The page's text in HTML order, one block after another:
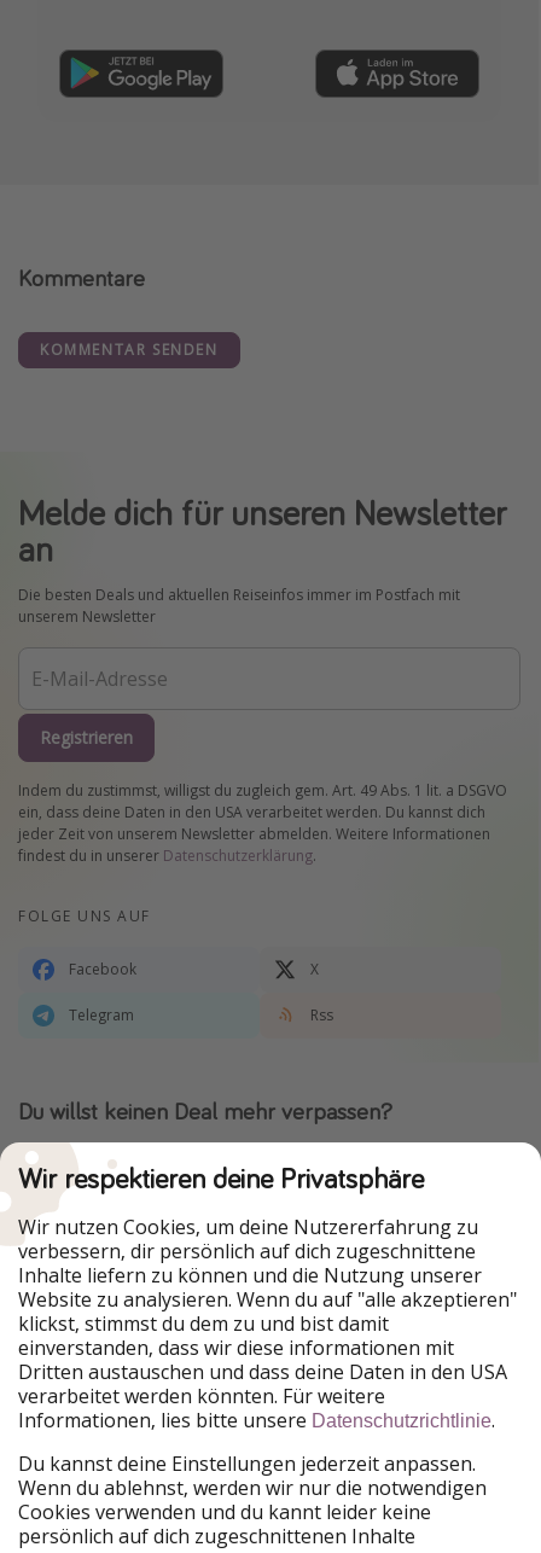
Kommentare
KOMMENTAR SENDEN
Melde dich für unseren Newsletter
an
Die besten Deals und aktuellen Reiseinfos immer im Postfach mit
unserem Newsletter
Registrieren
Indem du zustimmst, willigst du zugleich gem. Art. 49 Abs. 1 lit. a DSGVO
ein, dass deine Daten in den USA verarbeitet werden. Du kannst dich
jeder Zeit von unserem Newsletter abmelden. Weitere Informationen
findest du in unserer Datenschutzerklärung.
FOLGE UNS AUF
Facebook X
Telegram Rss
Du willst keinen Deal mehr verpassen?
Dann lade unsere App herunter.
Urlaubspiraten ist Teil der HolidayPirates Group
Unsere Märkte
PiratinViaggio
HolidayPirates
VakantiePiraten
WakacyjniPiraci
VoyagesPirates
Ferienpiraten
Urlaubspiraten
ViajerosPiratas
Unsere Gruppe
HolidayPirates Group
Wir respektieren deine Privatsphäre
Wir nutzen Cookies, um deine Nutzererfahrung zu
verbessern, dir persönlich auf dich zugeschnittene
Inhalte liefern zu können und die Nutzung unserer
Website zu analysieren. Wenn du auf "alle akzeptieren"
klickst, stimmst du dem zu und bist damit
einverstanden, dass wir diese informationen mit
Dritten austauschen und dass deine Daten in den USA
verarbeitet werden könnten. Für weitere
Informationen, lies bitte unsere Datenschutzrichtlinie.
Du kannst deine Einstellungen jederzeit anpassen.
Wenn du ablehnst, werden wir nur die notwendigen
Cookies verwenden und du kannt leider keine
persönlich auf dich zugeschnittenen Inhalte